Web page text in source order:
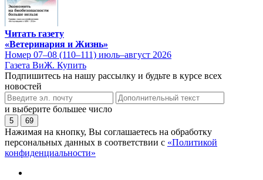
Читать газету
«Ветеринария и Жизнь»
Номер 07–08 (110–111) июль–август 2026
Газета ВиЖ. Купить
Подпишитесь на нашу рассылку и будьте в курсе всех
новостей
и выберите большее число
5 69
Нажимая на кнопку, Вы соглашаетесь на обработку
персональных данных в соответствии с «Политикой
конфиденциальности»